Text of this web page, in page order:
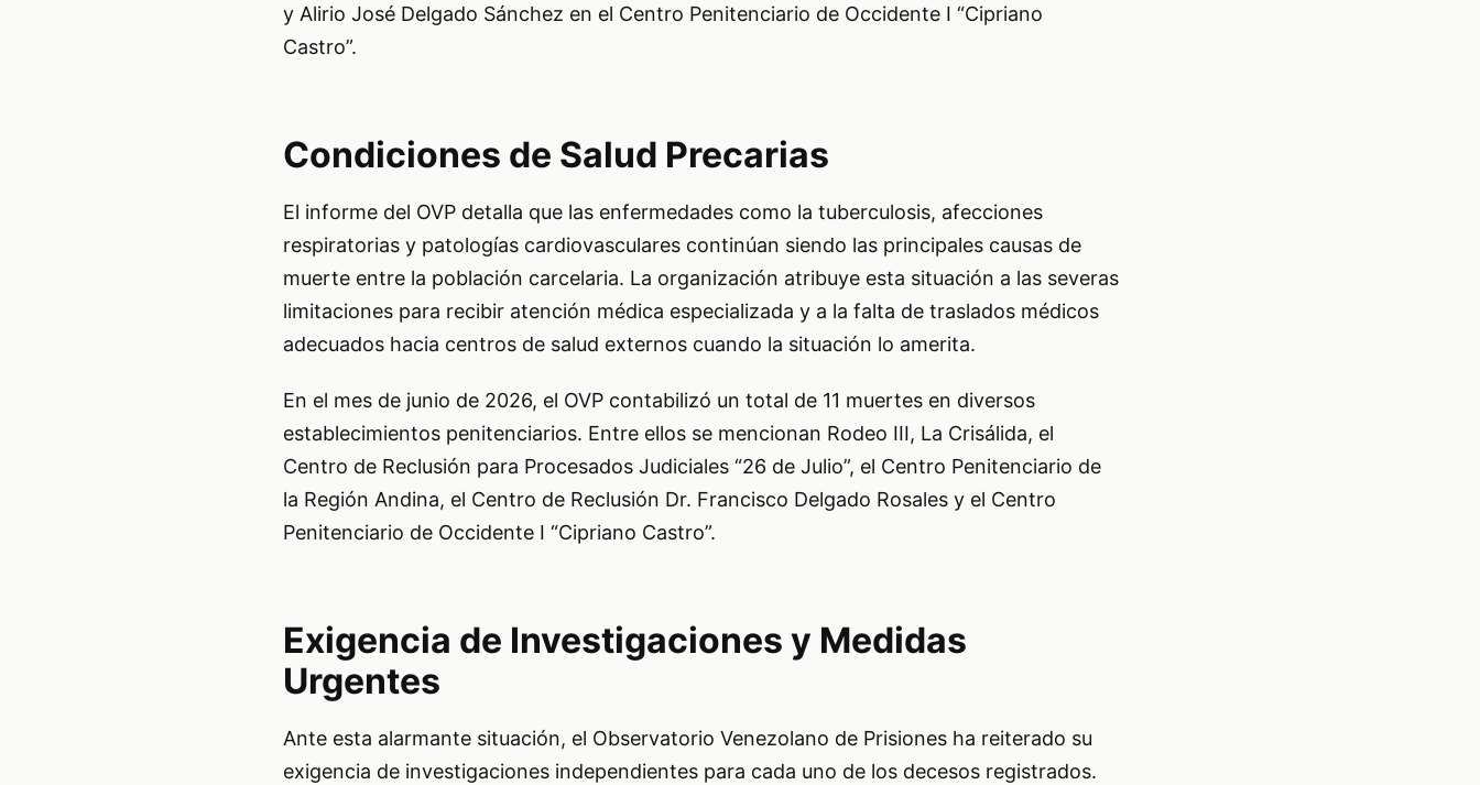
y Alirio José Delgado Sánchez en el Centro Penitenciario de Occidente I “Cipriano
Castro”.
Condiciones de Salud Precarias
El informe del OVP detalla que las enfermedades como la tuberculosis, afecciones
respiratorias y patologías cardiovasculares continúan siendo las principales causas de
muerte entre la población carcelaria. La organización atribuye esta situación a las severas
limitaciones para recibir atención médica especializada y a la falta de traslados médicos
adecuados hacia centros de salud externos cuando la situación lo amerita.
En el mes de junio de 2026, el OVP contabilizó un total de 11 muertes en diversos
establecimientos penitenciarios. Entre ellos se mencionan Rodeo III, La Crisálida, el
Centro de Reclusión para Procesados Judiciales “26 de Julio”, el Centro Penitenciario de
la Región Andina, el Centro de Reclusión Dr. Francisco Delgado Rosales y el Centro
Penitenciario de Occidente I “Cipriano Castro”.
Exigencia de Investigaciones y Medidas
Urgentes
Ante esta alarmante situación, el Observatorio Venezolano de Prisiones ha reiterado su
exigencia de investigaciones independientes para cada uno de los decesos registrados.